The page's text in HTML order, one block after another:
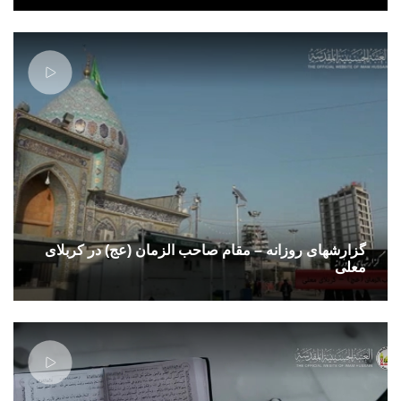
گزارشهای روزانه – مقام صاحب الزمان (عج) در کربلای
معلی